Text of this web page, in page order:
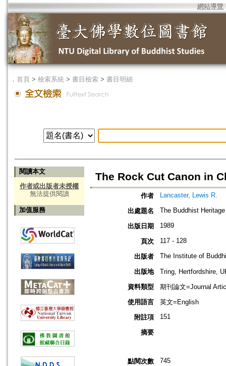
網站導覽
． 首頁 > 檢索系統 > 書目檢索 > 書目明細
閱讀本文
作者或出版者未授權
無法提供閱讀
加值服務
The Rock Cut Canon in
作者 Lancaster, Lewis R.
出處題名 The Buddhist Heritage
出版日期 1989
頁次 117 - 128
出版者 The Institute of
出版地
Tring, Hertfordshire,
資料類型
期刊論文=Journal
使用語言
英文=English
附註項
151
摘要
點閱次數 745